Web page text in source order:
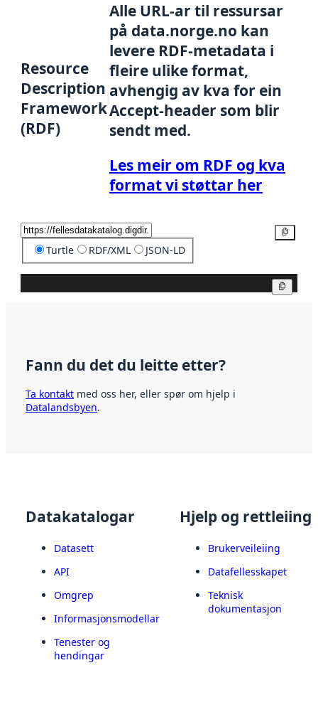
Resource
Description
Framework
(RDF)
Alle URL-ar til ressursar
på data.norge.no kan
levere RDF-metadata i
fleire ulike format,
avhengig av kva for ein
Accept-header som blir
sendt med.
Les meir om RDF og kva
format vi støttar her
Turtle RDF/XML JSON-LD
Fann du det du leitte etter?
Ta kontakt med oss her, eller spør om hjelp i
Datalandsbyen.
Datakatalogar
Datasett
API
Omgrep
Informasjonsmodellar
Tenester og
hendingar
Hjelp og rettleiing
Brukerveileiing
Datafellesskapet
Teknisk
dokumentasjon